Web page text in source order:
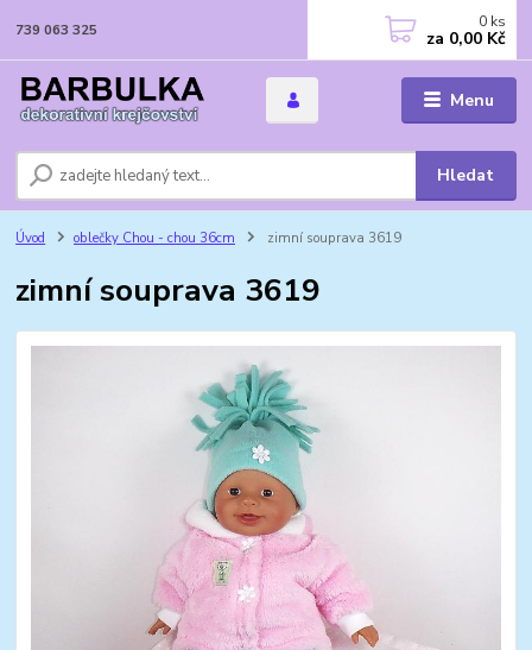
Menu
Hledat
739 063 325 0 ks
za 0,00 Kč
Úvod oblečky Chou - chou 36cm zimní souprava 3619
zimní souprava 3619